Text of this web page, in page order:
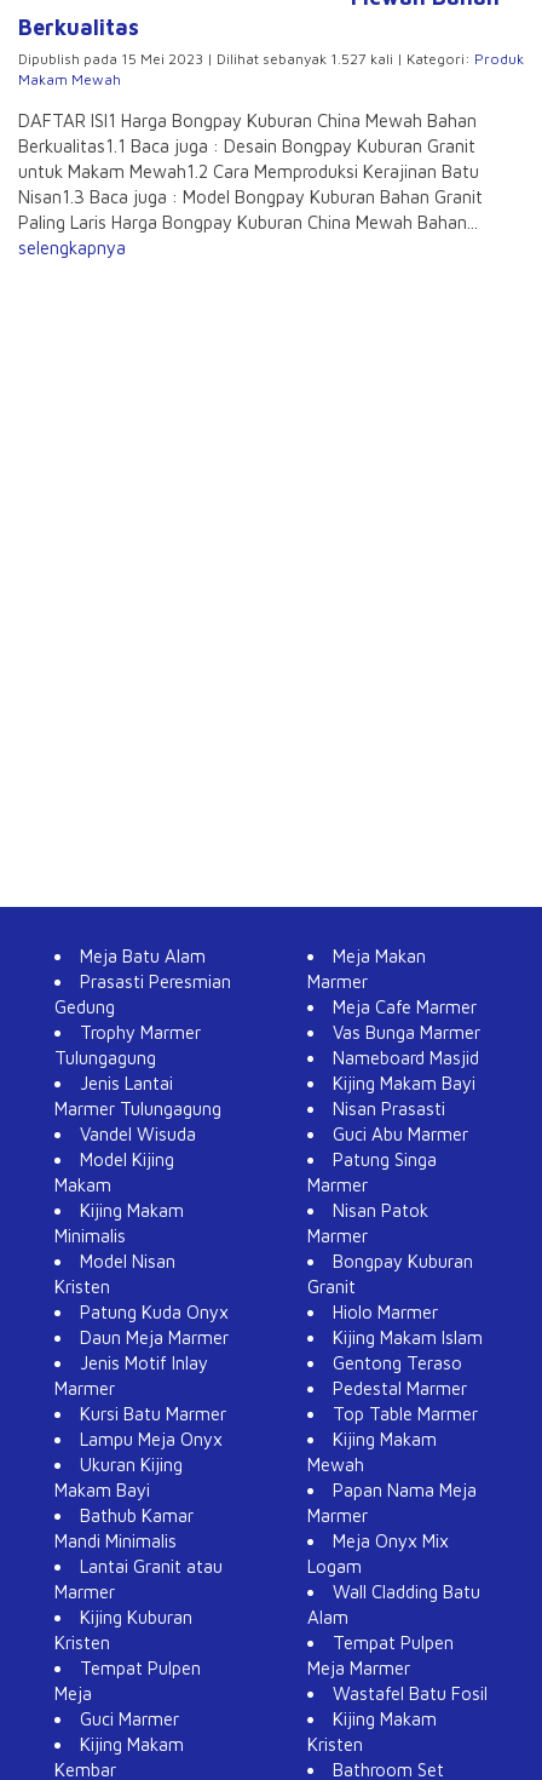
Berkualitas
Dipublish pada 15 Mei 2023 | Dilihat sebanyak 1.527 kali | Kategori: Produk
Makam Mewah
DAFTAR ISI1 Harga Bongpay Kuburan China Mewah Bahan
Berkualitas1.1 Baca juga : Desain Bongpay Kuburan Granit
untuk Makam Mewah1.2 Cara Memproduksi Kerajinan Batu
Nisan1.3 Baca juga : Model Bongpay Kuburan Bahan Granit
Paling Laris Harga Bongpay Kuburan China Mewah Bahan...
selengkapnya
Meja Batu Alam
Prasasti Peresmian
Gedung
Trophy Marmer
Tulungagung
Jenis Lantai
Marmer Tulungagung
Vandel Wisuda
Model Kijing
Makam
Kijing Makam
Minimalis
Model Nisan
Kristen
Patung Kuda Onyx
Daun Meja Marmer
Jenis Motif Inlay
Marmer
Kursi Batu Marmer
Lampu Meja Onyx
Ukuran Kijing
Makam Bayi
Bathub Kamar
Mandi Minimalis
Lantai Granit atau
Marmer
Kijing Kuburan
Kristen
Tempat Pulpen
Meja
Guci Marmer
Kijing Makam
Kembar
Meja Makan
Marmer
Meja Cafe Marmer
Vas Bunga Marmer
Nameboard Masjid
Kijing Makam Bayi
Nisan Prasasti
Guci Abu Marmer
Patung Singa
Marmer
Nisan Patok
Marmer
Bongpay Kuburan
Granit
Hiolo Marmer
Kijing Makam Islam
Gentong Teraso
Pedestal Marmer
Top Table Marmer
Kijing Makam
Mewah
Papan Nama Meja
Marmer
Meja Onyx Mix
Logam
Wall Cladding Batu
Alam
Tempat Pulpen
Meja Marmer
Wastafel Batu Fosil
Kijing Makam
Kristen
Bathroom Set